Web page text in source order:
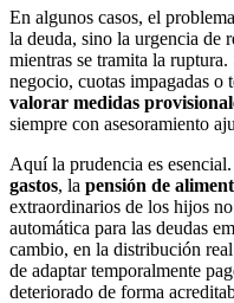
En algunos casos, el
la deuda, sino la urgencia de
mientras se tramita la
negocio, cuotas impagadas o
valorar medidas
siempre con asesoramiento
Aquí la prudencia es
gastos, la pensión de
extraordinarios de los hijos
automática para las deudas
cambio, en la distribución
de adaptar temporalmente
deteriorado de forma